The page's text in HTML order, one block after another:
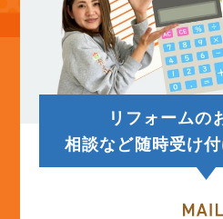
リフォームの
相談など随時受け